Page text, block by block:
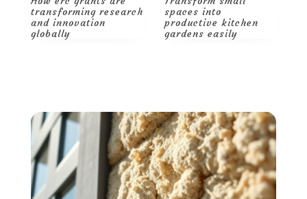
spaces into
productive kitchen
gardens easily
decor tips for a
spacious, stylish
home